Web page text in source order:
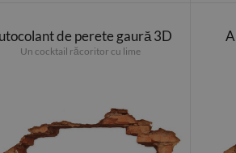
de perete gaură 3D
Un cocktail răcoritor cu lime